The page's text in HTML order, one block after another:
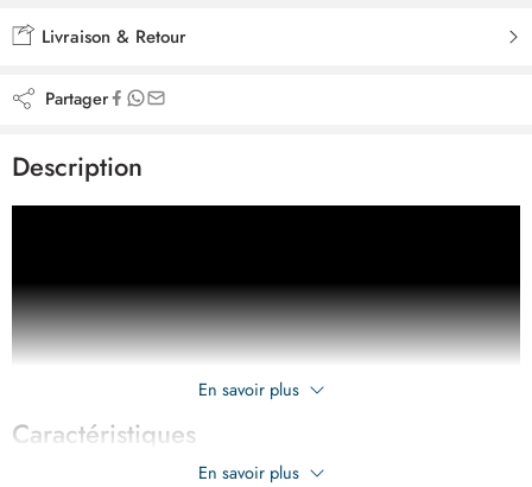
Livraison & Retour
Partager
Description
En savoir plus
Caractéristiques
En savoir plus